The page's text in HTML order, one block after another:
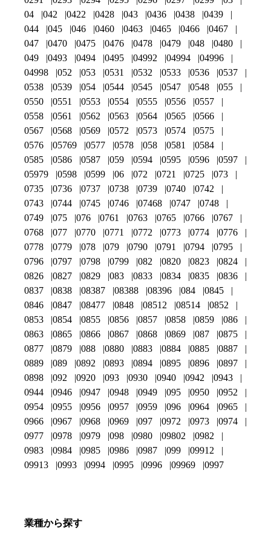
04
042 0422 0428 043 0436 0438
0439
044
045 046 0460 0463 0465 0466
0467
047
0470 0475 0476 0478 0479 048
0480
049
0493 0494 0495 04992 04994
04996
04998
052 053 0531 0532 0533 0536
0537
0538
0539 054 0544 0545 0547 0548
055
0550
0551 0553 0554 0555 0556
0557
0558
0561 0562 0563 0564 0565
0566
0567
0568 0569 0572 0573 0574
0575
0576
05769 0577 0578 058 0581
0584
0585
0586 0587 059 0594 0595 0596
0597
05979
0598 0599 06 072 0721 0725
073
0735
0736 0737 0738 0739 0740
0742
0743
0744 0745 0746 07468 0747
0748
0749
075 076 0761 0763 0765 0766
0767
0768
077 0770 0771 0772 0773 0774
0776
0778
0779 078 079 0790 0791 0794
0795
0796
0797 0798 0799 082 0820 0823
0824
0826
0827 0829 083 0833 0834 0835
0836
0837
0838 08387 08388 08396 084
0845
0846
0847 08477 0848 08512 08514
0852
0853
0854 0855 0856 0857 0858 0859
086
0863
0865 0866 0867 0868 0869 087
0875
0877
0879 088 0880 0883 0884 0885
0887
0889
089 0892 0893 0894 0895 0896
0897
0898
092 0920 093 0930 0940 0942
0943
0944
0946 0947 0948 0949 095 0950
0952
0954
0955 0956 0957 0959 096 0964
0965
0966
0967 0968 0969 097 0972 0973
0974
0977
0978 0979 098 0980 09802
0982
0983
0984 0985 0986 0987 099
09912
09913
0993 0994 0995 0996 09969 0997
業種から探す